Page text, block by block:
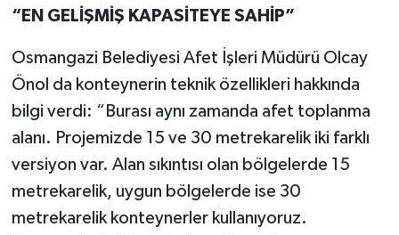
“EN GELİŞMİŞ KAPASİTEYE SAHİP”
Osmangazi Belediyesi Afet İşleri Müdürü Olcay
Önol da konteynerin teknik özellikleri hakkında
bilgi verdi: “Burası aynı zamanda afet toplanma
alanı. Projemizde 15 ve 30 metrekarelik iki farklı
versiyon var. Alan sıkıntısı olan bölgelerde 15
metrekarelik, uygun bölgelerde ise 30
metrekarelik konteynerler kullanıyoruz.